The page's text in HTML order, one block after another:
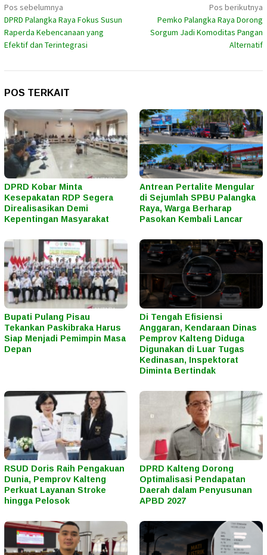
Navigasi
pos
Pos sebelumnya
DPRD Palangka Raya Fokus Susun
Raperda Kebencanaan yang
Efektif dan Terintegrasi
Pos berikutnya
Pemko Palangka Raya Dorong
Sorgum Jadi Komoditas Pangan
Alternatif
POS TERKAIT
DPRD Kobar Minta
Kesepakatan RDP Segera
Direalisasikan Demi
Kepentingan Masyarakat
Antrean Pertalite Mengular
di Sejumlah SPBU Palangka
Raya, Warga Berharap
Pasokan Kembali Lancar
Bupati Pulang Pisau
Tekankan Paskibraka Harus
Siap Menjadi Pemimpin Masa
Depan
Di Tengah Efisiensi
Anggaran, Kendaraan Dinas
Pemprov Kalteng Diduga
Digunakan di Luar Tugas
Kedinasan, Inspektorat
Diminta Bertindak
RSUD Doris Raih Pengakuan
Dunia, Pemprov Kalteng
Perkuat Layanan Stroke
hingga Pelosok
DPRD Kalteng Dorong
Optimalisasi Pendapatan
Daerah dalam Penyusunan
APBD 2027